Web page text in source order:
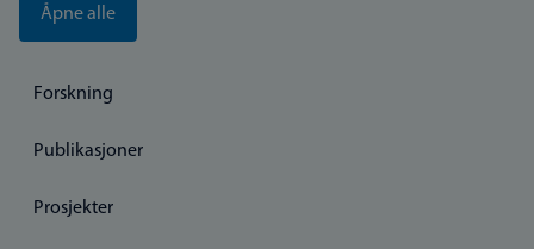
Åpne alle
Forskning
Publikasjoner
Prosjekter